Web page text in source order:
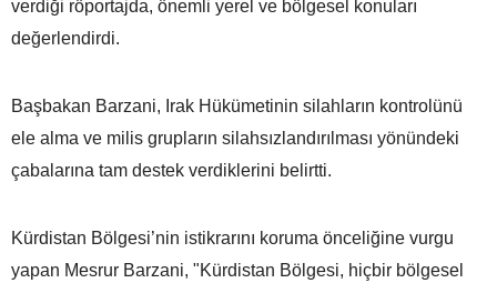
verdiği röportajda, önemli yerel ve bölgesel konuları
değerlendirdi.
Başbakan Barzani, Irak Hükümetinin silahların kontrolünü
ele alma ve milis grupların silahsızlandırılması yönündeki
çabalarına tam destek verdiklerini belirtti.
Kürdistan Bölgesi’nin istikrarını koruma önceliğine vurgu
yapan Mesrur Barzani, "Kürdistan Bölgesi, hiçbir bölgesel